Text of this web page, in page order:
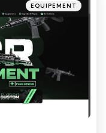
Categories
Posted
in
EQUIPEMENT